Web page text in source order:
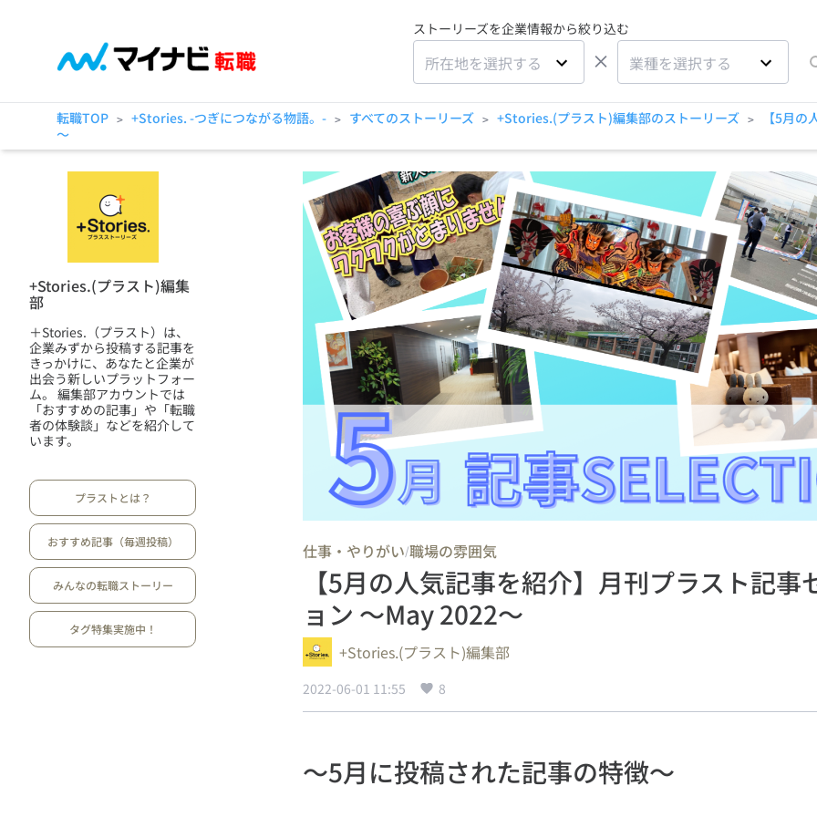
ストーリーズを企業情報から絞り込む
所在地を選択する × 業種を選択する
転職TOP > +Stories. -つぎにつながる物語。- > すべてのストーリーズ > +Stories.(プラスト)編集部のストーリーズ >
【5月
～
+Stories.(プラスト)編集
部
＋Stories.（プラスト）は、
企業みずから投稿する記事を
きっかけに、あなたと企業が
出会う新しいプラットフォー
ム。 編集部アカウントでは
「おすすめの記事」や「転職
者の体験談」などを紹介して
います。
プラストとは？
おすすめ記事（毎週投稿）
みんなの転職ストーリー
タグ特集実施中！
仕事・やりがい/職場の雰囲気
【5月の人気記事を紹介】月刊プラスト記事
ョン ～May 2022～
+Stories.(プラスト)編集部
2022-06-01 11:55 8
～5月に投稿された記事の特徴～